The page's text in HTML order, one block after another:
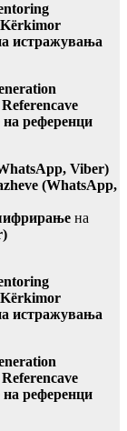
истражувања
референци
Viber)
(WhatsApp,
на
истражувања
референци